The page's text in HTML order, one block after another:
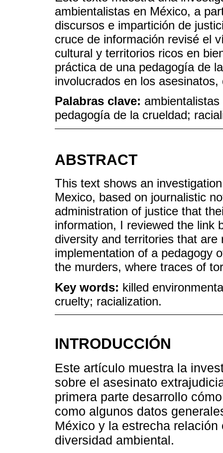
ambientalistas en México, a
discursos e impartición de
cruce de información revisé el
cultural y territorios ricos en
práctica de una pedagogía de
involucrados en los
Palabras clave:
pedagogía de la crueldad;
ABSTRACT
This text shows an
Mexico, based on journalistic
administration of justice that
information, I reviewed the link
diversity and territories that
implementation of a pedagogy
the murders, where traces of
Key words: killed
cruelty; racialization.
INTRODUCCIÓN
Este artículo muestra la
sobre el asesinato
primera parte desarrollo
como algunos datos
México y la estrecha
diversidad ambiental.